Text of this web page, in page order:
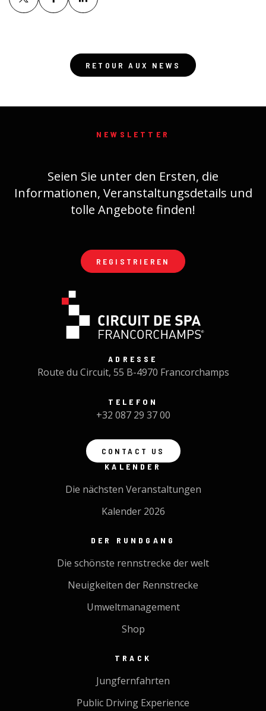
RETOUR AUX NEWS
NEWSLETTER
Seien Sie unter den Ersten, die
Informationen, Veranstaltungsdetails und
tolle Angebote finden!
REGISTRIEREN
ADRESSE
Route du Circuit, 55 B-4970 Francorchamps
TELEFON
+32 087 29 37 00
CONTACT US
KALENDER
Die nächsten Veranstaltungen
Kalender 2026
DER RUNDGANG
Die schönste rennstrecke der welt
Neuigkeiten der Rennstrecke
Umweltmanagement
Shop
TRACK
Jungfernfahrten
Public Driving Experience